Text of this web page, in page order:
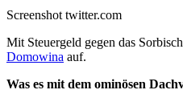
Screenshot twitter.com
Mit Steuergeld gegen das
Domowina auf.
Was es mit dem ominösen